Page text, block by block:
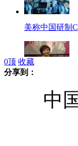
美称中国研制
0顶 收藏
分享到：
中国